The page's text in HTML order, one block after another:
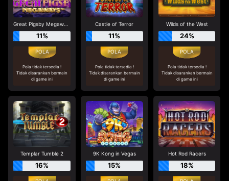
Great Pigsby Megaways
11%
Pola tidak tersedia !
Tidak disarankan bermain
di game ini
Castle of Terror
11%
Pola tidak tersedia !
Tidak disarankan bermain
di game ini
Wilds of the West
24%
Pola tidak tersedia !
Tidak disarankan bermain
di game ini
Templar Tumble 2
16%
9K Kong in Vegas
15%
Hot Rod Racers
18%